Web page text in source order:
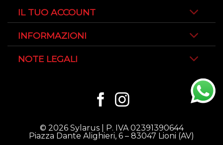
IL TUO ACCOUNT
INFORMAZIONI
NOTE LEGALI
© 2026 Sylarus | P. IVA 02391390644
Piazza Dante Alighieri, 6 – 83047 Lioni (AV)